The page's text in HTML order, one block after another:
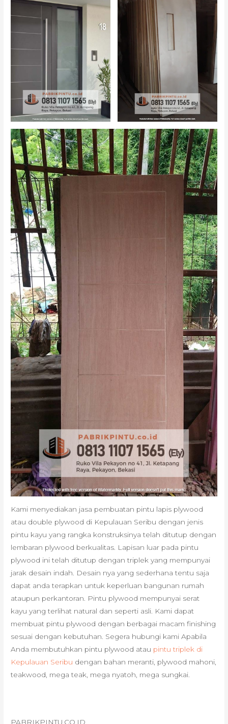
Kami menyediakan jasa pembuatan pintu lapis plywood
atau double plywood di Kepulauan Seribu dengan jenis
pintu kayu yang rangka konstruksinya telah ditutup dengan
lembaran plywood berkualitas. Lapisan luar pada pintu
plywood ini telah ditutup dengan triplek yang mempunyai
jarak desain indah. Desain nya yang sederhana tentu saja
dapat anda terapkan untuk keperluan bangunan rumah
ataupun perkantoran. Pintu plywood mempunyai serat
kayu yang terlihat natural dan seperti asli. Kami dapat
membuat pintu plywood dengan berbagai macam finishing
sesuai dengan kebutuhan. Segera hubungi kami Apabila
Anda membutuhkan pintu plywood atau pintu triplek di
Kepulauan Seribu dengan bahan meranti, plywood mahoni,
teakwood, mega teak, mega nyatoh, mega sungkai.
PABRIKPINTU.CO.ID